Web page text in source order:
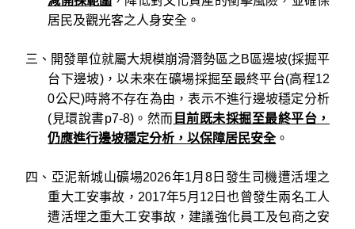
居民及觀光客之人身安全。
三、開發單位就屬大規模崩滑潛勢區之B區邊坡(採掘平
台下邊坡)，以未來在礦場採掘至最終平台(高程12
0公尺)時將不存在為由，表示不進行邊坡穩定分析
(見環說書p7-8)。然而 目前既未採掘至最終平台，
仍應進行邊坡穩定分析，以保障居民安全。
四、亞泥新城山礦場2026年1月8日發生司機遭活埋之
重大工安事故，2017年5月12日也曾發生兩名工人
遭活埋之重大工安事故，建議強化員工及包商之安